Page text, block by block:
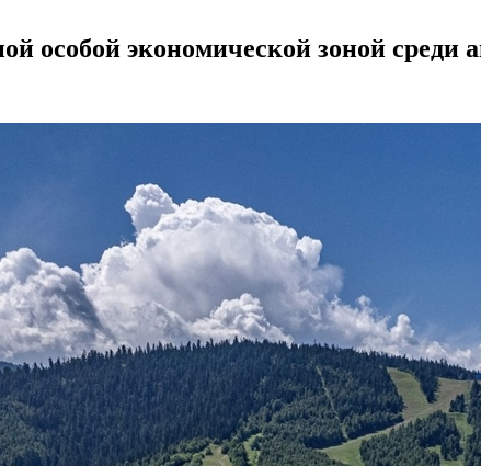
особой экономической зоной среди